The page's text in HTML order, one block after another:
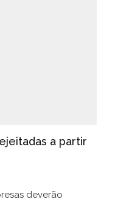
a partir
deverão